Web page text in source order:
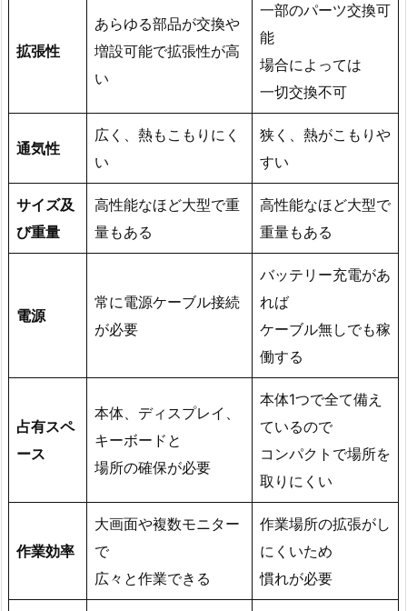
拡張性
あらゆる部品が交換や
増設可能で拡張性が高
い
一部のパーツ交換可
能
場合によっては
一切交換不可
通気性
広く、熱もこもりにく
い
狭く、熱がこもりや
すい
サイズ及
び重量
高性能なほど大型で重
量もある
高性能なほど大型で
重量もある
電源
常に電源ケーブル接続
が必要
バッテリー充電があ
れば
ケーブル無しでも稼
働する
占有スペ
ース
本体、ディスプレイ、
キーボードと
場所の確保が必要
本体1つで全て備え
ているので
コンパクトで場所を
取りにくい
作業効率
大画面や複数モニター
で
広々と作業できる
作業場所の拡張がし
にくいため
慣れが必要